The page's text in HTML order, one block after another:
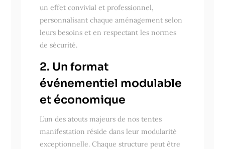
un effet convivial et professionnel,
personnalisant chaque aménagement selon
leurs besoins et en respectant les normes
de sécurité.
2. Un format
événementiel modulable
et économique
L’un des atouts majeurs de nos tentes
manifestation réside dans leur modularité
exceptionnelle. Chaque structure peut être